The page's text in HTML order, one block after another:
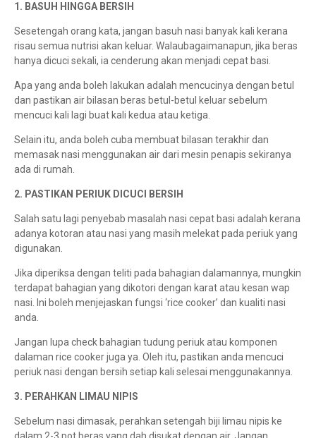
1. BASUH HINGGA BERSIH
Sesetengah orang kata, jangan basuh nasi banyak kali kerana
risau semua nutrisi akan keluar. Walaubagaimanapun, jika beras
hanya dicuci sekali, ia cenderung akan menjadi cepat basi.
Apa yang anda boleh lakukan adalah mencucinya dengan betul
dan pastikan air bilasan beras betul-betul keluar sebelum
mencuci kali lagi buat kali kedua atau ketiga.
Selain itu, anda boleh cuba membuat bilasan terakhir dan
memasak nasi menggunakan air dari mesin penapis sekiranya
ada di rumah.
2. PASTIKAN PERIUK DICUCI BERSIH
Salah satu lagi penyebab masalah nasi cepat basi adalah kerana
adanya kotoran atau nasi yang masih melekat pada periuk yang
digunakan.
Jika diperiksa dengan teliti pada bahagian dalamannya, mungkin
terdapat bahagian yang dikotori dengan karat atau kesan wap
nasi. Ini boleh menjejaskan fungsi ‘rice cooker’ dan kualiti nasi
anda.
Jangan lupa check bahagian tudung periuk atau komponen
dalaman rice cooker juga ya. Oleh itu, pastikan anda mencuci
periuk nasi dengan bersih setiap kali selesai menggunakannya.
3. PERAHKAN LIMAU NIPIS
Sebelum nasi dimasak, perahkan setengah biji limau nipis ke